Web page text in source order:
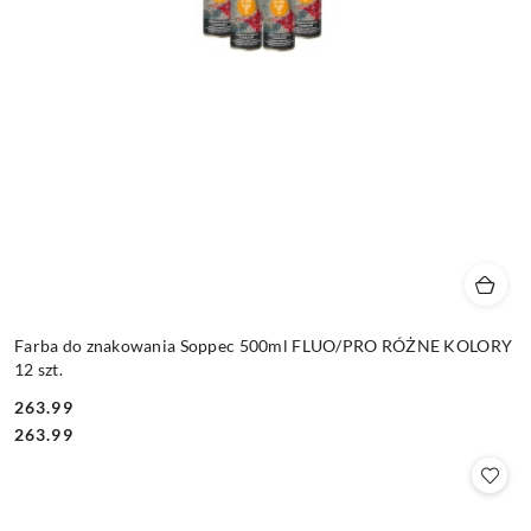
Farba do znakowania Soppec 500ml FLUO/PRO RÓŻNE KOLORY
12 szt.
Cena:
263.99
Cena:
263.99